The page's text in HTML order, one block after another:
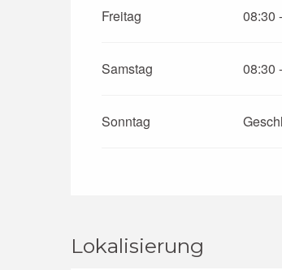
Freitag 08:30
Samstag 08:30
Sonntag
Lokalisierung